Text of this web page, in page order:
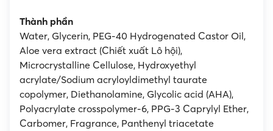
Thành phần
Water, Glycerin, PEG-40 Hydrogenated Castor Oil,
Aloe vera extract (Chiết xuất Lô hội),
Microcrystalline Cellulose, Hydroxyethyl
acrylate/Sodium acryloyldimethyl taurate
copolymer, Diethanolamine, Glycolic acid (AHA),
Polyacrylate crosspolymer-6, PPG-3 Caprylyl Ether,
Carbomer, Fragrance, Panthenyl triacetate